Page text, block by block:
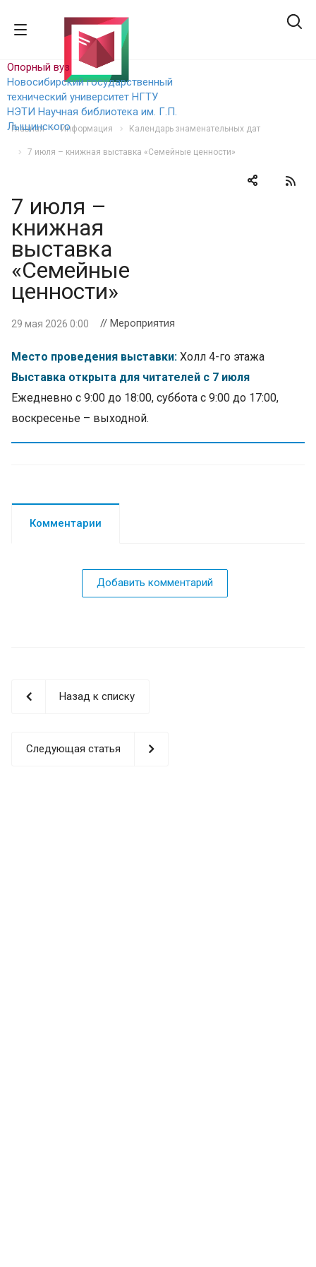
Опорный вуз
Новосибирский государственный
технический университет НГТУ
НЭТИ Научная библиотека им. Г.П.
Лыщинского
Главная Информация Календарь знаменательных дат
7 июля – книжная выставка «Семейные ценности»
7 июля –
книжная
выставка
«Семейные
ценности»
29 мая 2026 0:00 // Мероприятия
Место проведения выставки: Холл 4-го этажа
Выставка открыта для читателей с 7 июля
Ежедневно с 9:00 до 18:00, суббота с 9:00 до 17:00,
воскресенье – выходной.
Комментарии
Добавить комментарий
Назад к списку
Следующая статья